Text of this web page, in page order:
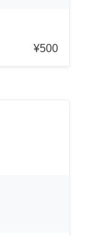
¥500